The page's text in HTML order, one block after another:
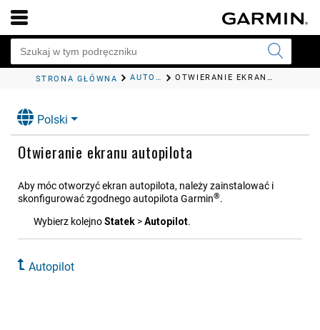
STRONA GŁÓWNA AUTOPILOT OTWIERANIE EKRANU AUTOPILOTA
Polski
Otwieranie ekranu autopilota
Aby móc otworzyć ekran autopilota, należy zainstalować i
skonfigurować zgodnego autopilota Garmin®.
Wybierz kolejnoStatek >Autopilot.
Autopilot